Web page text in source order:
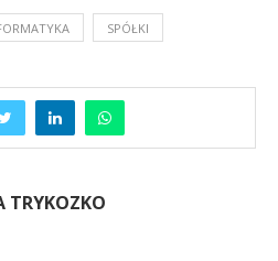
SPÓŁKI
TRYKOZKO